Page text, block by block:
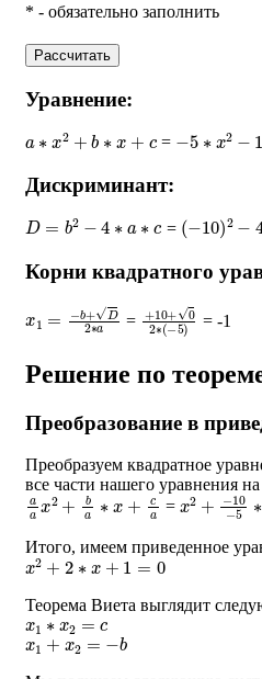
* - обязательно заполнить
Рассчитать
Уравнение:
2 b ∗ = 5∗ 2− 10
Дискриминант:
D= 2− a = (− 10)2 ∗
Корни квадратного
+ D2∗ = + 10+02 −
= -1
Решение по
Преобразование в
Преобразуем квадратное
все части нашего уравнения
aax2+ba∗x+ca = x2+−10−5
−5−5
Итого, имеем приведенное
x2+2∗x+1=0
Теорема Виета выглядит
x1∗x2= c
x1 + x2 =− b